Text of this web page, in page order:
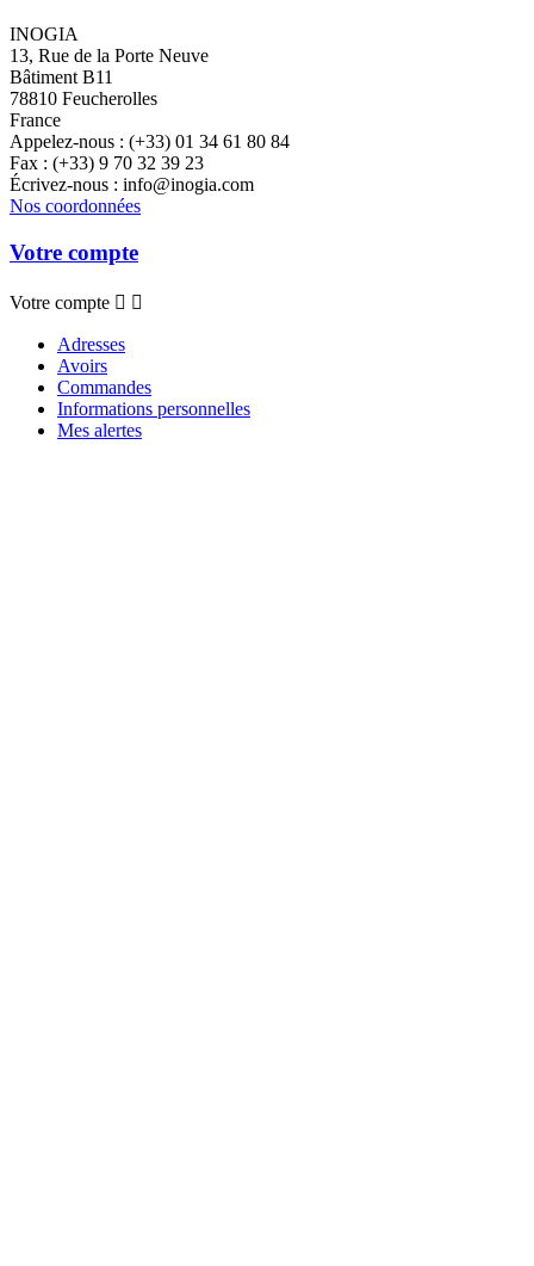
INOGIA
13, Rue de la Porte Neuve
Bâtiment B11
78810 Feucherolles
France
Appelez-nous : (+33) 01 34 61 80 84
Fax : (+33) 9 70 32 39 23
Écrivez-nous : info@inogia.com
Nos coordonnées
Votre compte
Votre compte  
Adresses
Avoirs
Commandes
Informations personnelles
Mes alertes